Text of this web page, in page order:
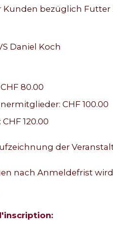
Kunden bezüglich Futter
Daniel Koch
80.00
CHF 100.00
120.00
der
nach Anmeldefrist